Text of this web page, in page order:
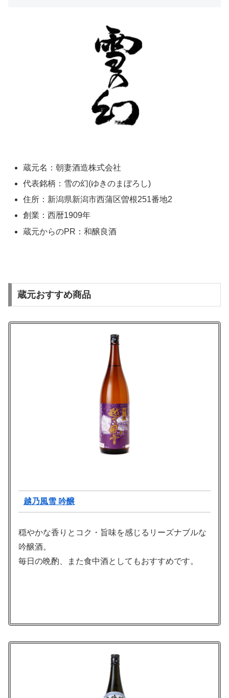
蔵元名：朝妻酒造株式会社
代表銘柄：雪の幻(ゆきのまぼろし)
住所：新潟県新潟市西蒲区曽根251番地2
創業：西暦1909年
蔵元からのPR：和醸良酒
蔵元おすすめ商品
越乃風雪 吟醸
穏やかな香りとコク・旨味を感じるリーズナブルな
吟醸酒。
毎日の晩酌、また食中酒としてもおすすめです。